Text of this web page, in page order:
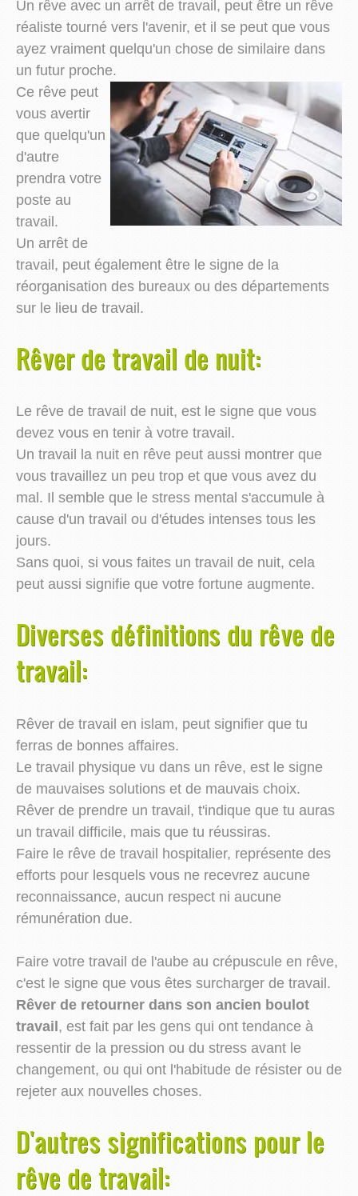
Un rêve avec un arrêt de travail, peut être un rêve
réaliste tourné vers l'avenir, et il se peut que vous
ayez vraiment quelqu'un chose de similaire dans
un futur proche.
Ce rêve peut
vous avertir
que quelqu'un
d'autre
prendra votre
poste au
travail.
Un arrêt de
travail, peut également être le signe de la
réorganisation des bureaux ou des départements
sur le lieu de travail.
Rêver de travail de nuit:
Le rêve de travail de nuit, est le signe que vous
devez vous en tenir à votre travail.
Un travail la nuit en rêve peut aussi montrer que
vous travaillez un peu trop et que vous avez du
mal. Il semble que le stress mental s'accumule à
cause d'un travail ou d'études intenses tous les
jours.
Sans quoi, si vous faites un travail de nuit, cela
peut aussi signifie que votre fortune augmente.
Diverses définitions du rêve de
travail:
Rêver de travail en islam, peut signifier que tu
ferras de bonnes affaires.
Le travail physique vu dans un rêve, est le signe
de mauvaises solutions et de mauvais choix.
Rêver de prendre un travail, t'indique que tu auras
un travail difficile, mais que tu réussiras.
Faire le rêve de travail hospitalier, représente des
efforts pour lesquels vous ne recevrez aucune
reconnaissance, aucun respect ni aucune
rémunération due.
Faire votre travail de l'aube au crépuscule en rêve,
c'est le signe que vous êtes surcharger de travail.
Rêver de retourner dans son ancien boulot
travail, est fait par les gens qui ont tendance à
ressentir de la pression ou du stress avant le
changement, ou qui ont l'habitude de résister ou de
rejeter aux nouvelles choses.
D'autres significations pour le
rêve de travail: